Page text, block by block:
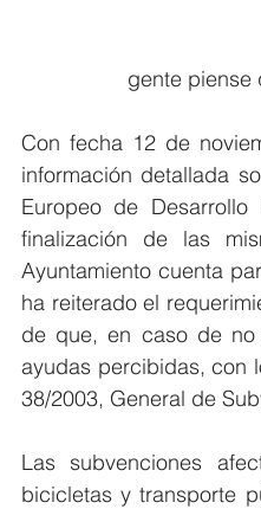
gente piense
Con fecha 12 de
información detallada
Europeo de
finalización de las
Ayuntamiento cuenta
ha reiterado el
de que, en caso de no
ayudas percibidas, con
38/2003, General de
Las subvenciones
bicicletas y transporte